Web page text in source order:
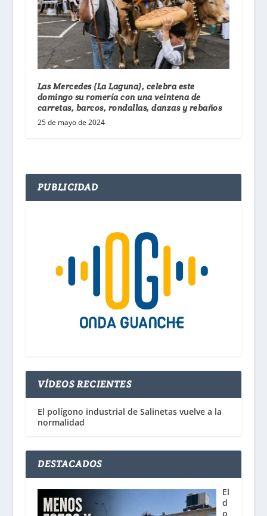
Las Mercedes (La Laguna), celebra este
domingo su romería con una veintena de
carretas, barcos, rondallas, danzas y rebaños
25 de mayo de 2024
PUBLICIDAD
VÍDEOS RECIENTES
El polígono industrial de Salinetas vuelve a la
normalidad
DESTACADOS
El
d
o